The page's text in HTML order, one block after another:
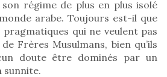
régime de plus en plus isolé
arabe. Toujours est-il que
qui ne veulent pas
Frères Musulmans, bien qu’ils
doute être dominés par un
sunnite.